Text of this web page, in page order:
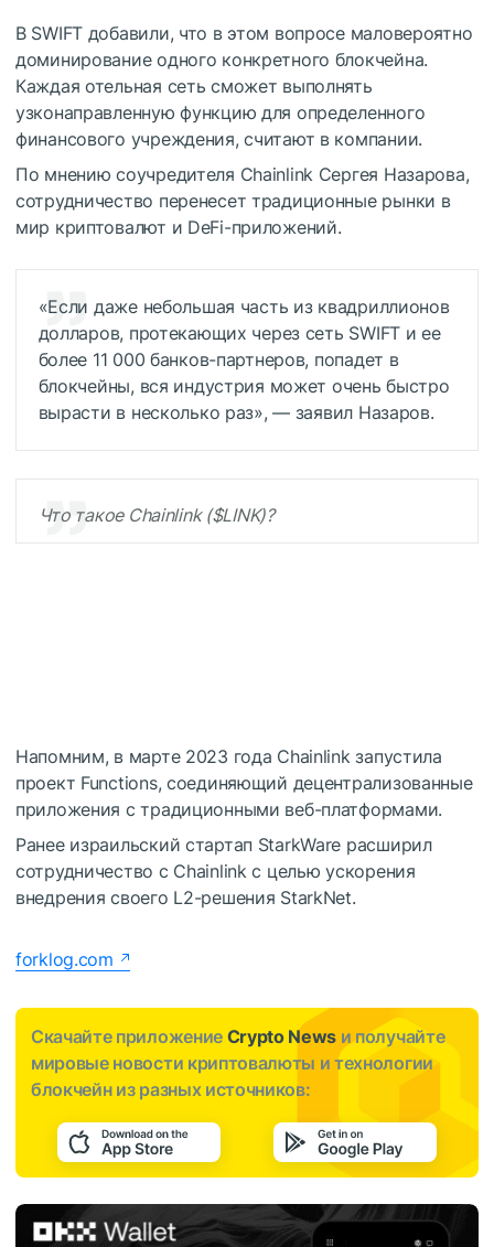
В SWIFT добавили, что в этом вопросе маловероятно
доминирование одного конкретного блокчейна.
Каждая отельная сеть сможет выполнять
узконаправленную функцию для определенного
финансового учреждения, считают в компании.
По мнению соучредителя Chainlink Сергея Назарова,
сотрудничество перенесет традиционные рынки в
мир криптовалют и DeFi-приложений.
«Если даже небольшая часть из квадриллионов
долларов, протекающих через сеть SWIFT и ее
более 11 000 банков-партнеров, попадет в
блокчейны, вся индустрия может очень быстро
вырасти в несколько раз», — заявил Назаров.
Что такое Chainlink ($LINK)?
Напомним, в марте 2023 года Chainlink запустила
проект Functions, соединяющий децентрализованные
приложения с традиционными веб-платформами.
Ранее израильский стартап StarkWare расширил
сотрудничество с Chainlink с целью ускорения
внедрения своего L2-решения StarkNet.
forklog.com
Скачайте приложение Crypto News и получайте
мировые новости криптовалюты и технологии
блокчейн из разных источников: